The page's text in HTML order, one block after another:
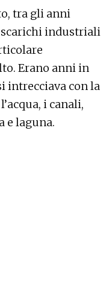
tra gli anni
scarichi industriali
Erano anni in
intrecciava con la
i canali,
e laguna.